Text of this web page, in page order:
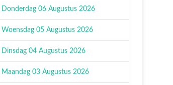
Donderdag 06 Augustus 2026
Woensdag 05 Augustus 2026
Dinsdag 04 Augustus 2026
Maandag 03 Augustus 2026